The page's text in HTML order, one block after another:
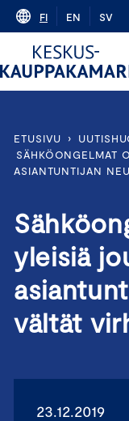
Skip
content
FI EN SV
ETUSIVU ›
SÄHKÖONGELMAT
ASIANTUNTIJAN
yleisiä
vältät
23.12.2019